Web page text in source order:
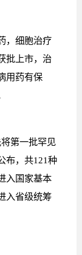
，细胞治疗
批上市，治
用药有保
第一批罕见
布，共121种
入国家基本
入省级统筹